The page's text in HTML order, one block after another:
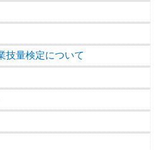
価項目・認定基準
知らせ
定履歴情報修正・削除依頼
技量検定について